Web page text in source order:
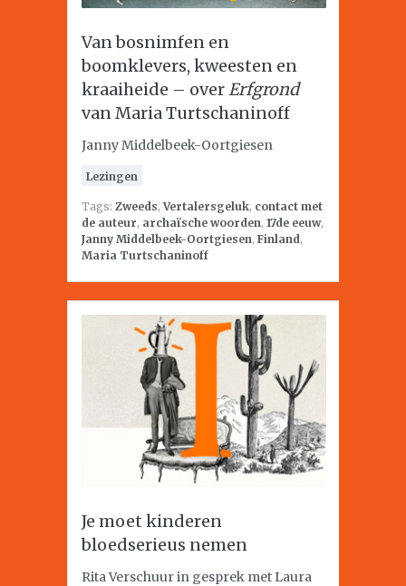
Van bosnimfen en
boomklevers, kweesten en
kraaiheide – overErfgrond
van Maria Turtschaninoff
Janny Middelbeek-Oortgiesen
Lezingen
Tags: Zweeds,Vertalersgeluk, contact met
de auteur, archaïsche woorden, 17de eeuw,
Janny Middelbeek-Oortgiesen, Finland,
Maria Turtschaninoff
Je moet kinderen
bloedserieus nemen
Rita Verschuur in gesprek met Laura